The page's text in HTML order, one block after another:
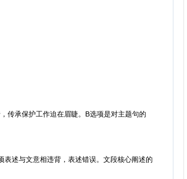
传承保护工作迫在眉睫。B选项是对主题句的
述与文意相违背，表述错误。文段核心阐述的